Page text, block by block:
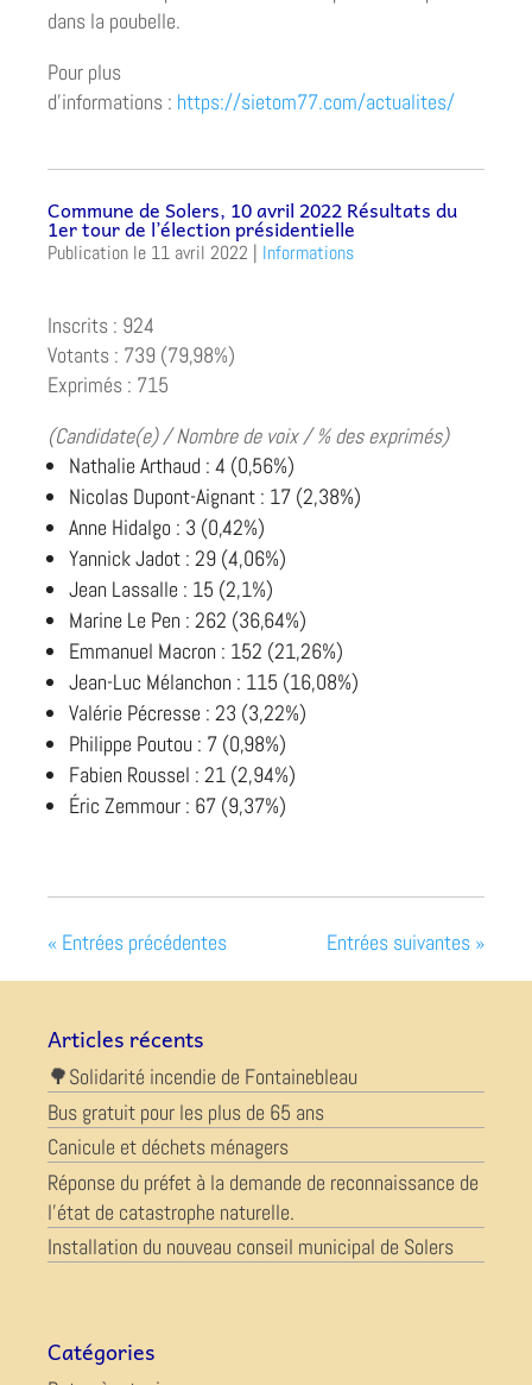
dans la poubelle.
Pour plus
d’informations : https://sietom77.com/actualites/
Commune de Solers, 10 avril 2022 Résultats du
1er tour de l’élection présidentielle
11 avril 2022 | Informations
Inscrits : 924
Votants : 739 (79,98%)
Exprimés : 715
(Candidate(e) / Nombre de voix / % des exprimés)
Nathalie Arthaud : 4 (0,56%)
Nicolas Dupont-Aignant : 17 (2,38%)
Anne Hidalgo : 3 (0,42%)
Yannick Jadot : 29 (4,06%)
Jean Lassalle : 15 (2,1%)
Marine Le Pen : 262 (36,64%)
Emmanuel Macron : 152 (21,26%)
Jean-Luc Mélanchon : 115 (16,08%)
Valérie Pécresse : 23 (3,22%)
Philippe Poutou : 7 (0,98%)
Fabien Roussel : 21 (2,94%)
Éric Zemmour : 67 (9,37%)
« Entrées précédentes Entrées suivantes »
Articles récents
🌳Solidarité incendie de Fontainebleau
Bus gratuit pour les plus de 65 ans
Canicule et déchets ménagers
Réponse du préfet à la demande de reconnaissance de
l’état de catastrophe naturelle.
Installation du nouveau conseil municipal de Solers
Catégories